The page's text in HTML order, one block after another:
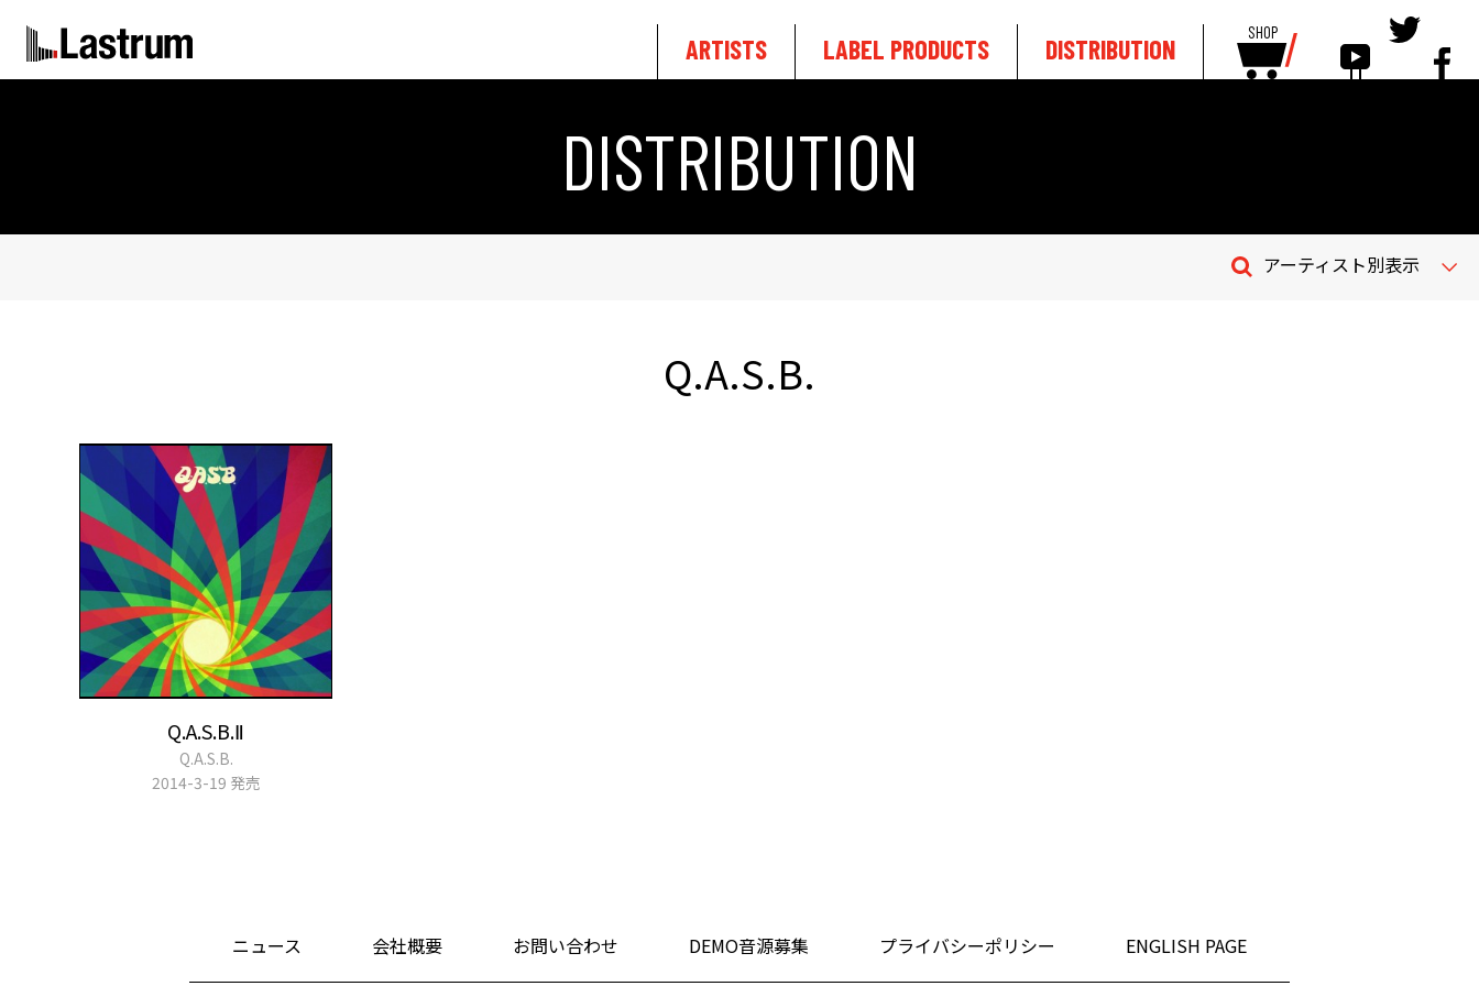
ARTISTS LABEL PRODUCTS DISTRIBUTION
SHOP
DISTRIBUTION
アーティスト別表示
Q.A.S.B.
Q.A.S.B.Ⅱ
Q.A.S.B.
2014-3-19 発売
ニュース 会社概要 お問い合わせ DEMO音源募集 プライバシーポリシー ENGLISH PAGE